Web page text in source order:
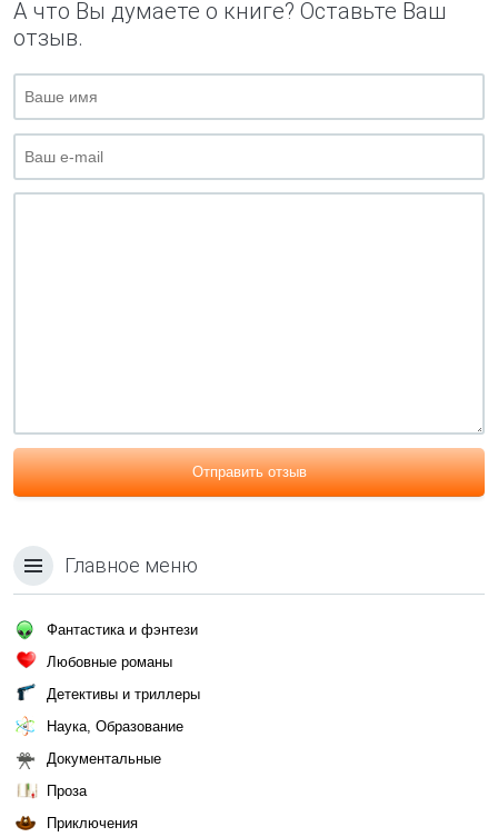
А что Вы думаете о книге? Оставьте Ваш
отзыв.
Отправить отзыв
Главное меню
Фантастика и фэнтези
Любовные романы
Детективы и триллеры
Наука, Образование
Документальные
Проза
Приключения